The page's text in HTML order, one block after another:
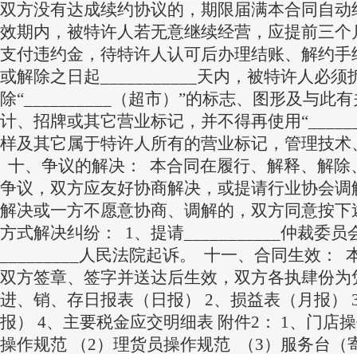
双方没有达成续约协议的，期限届满本合同自
效期内，被特许人若无意继续经营，应提前三
支付违约金，待特许人认可后办理结账、解约
或解除之日起___________天内，被特许人必须
除“__________（超市）”的标志、图形及与此
计、招牌或其它营业标记，并不得再使用
样及其它属于特许人所有的营业标记，管理技术
十、争议的解决： 本合同在履行、解释、解除
争议，双方应友好协商解决，或提请行业协会
解决或一方不愿意协商、调解的，双方同意按下
方式解决纠纷： 1、提请___________仲裁委员
_________人民法院起诉。 十一、合同生效：
双方签章、签字并送达后生效，双方各执肆份
进、销、存日报表（日报） 2、损益表（月报）
报） 4、主要税金应交明细表 附件2： 1、门店
操作规范 （2）理货员操作规范 （3）服务台（